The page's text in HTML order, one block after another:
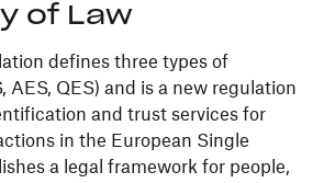
of Law
defines three types of
AES, QES) and is a new regulation
and trust services for
in the European Single
a legal framework for people,